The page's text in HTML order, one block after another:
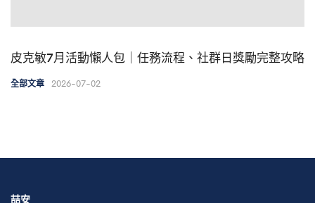
皮克敏7月活動懶人包｜任務流程、社群日獎勵完整攻略
全部文章 2026-07-02
喆安